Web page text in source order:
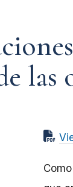
las